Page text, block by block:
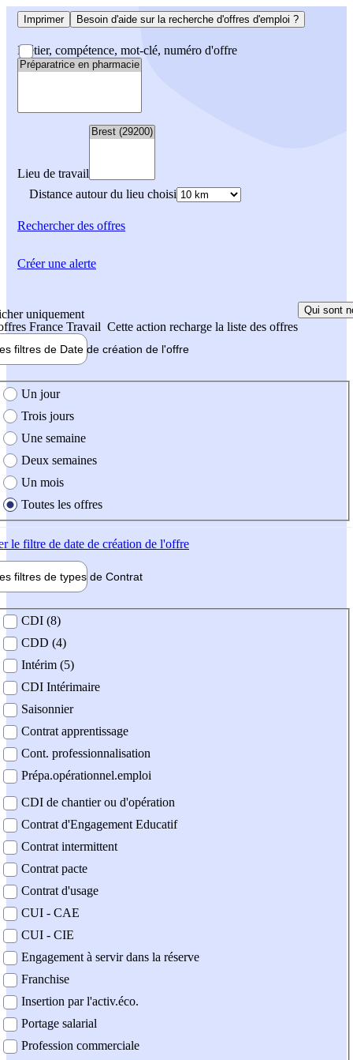
Imprimer Besoin d'aide sur la recherche d'offres d'emploi ?
Métier, compétence, mot-clé, numéro d'offre
Lieu de travail
Distance autour du lieu choisi
Rechercherdes offres
uniquement
France Travail Cette action recharge la liste des offres
Qui sont
filtres de Date de création de l'offre
création de l'offre
Un jour
Trois jours
Une semaine
Deux semaines
Un mois
Toutes les offres
le filtre de date de création de l'offre
filtres de types de Contrat
contrat
CDI (8)
CDD (4)
Intérim (5)
CDI Intérimaire
Saisonnier
Contrat apprentissage
Cont. professionnalisation
Prépa.opérationnel.emploi
CDI de chantier ou d'opération
Contrat d'Engagement Educatif
Contrat intermittent
Contrat pacte
Contrat d'usage
CUI - CAE
CUI - CIE
Engagement à servir dans la réserve
Franchise
Insertion par l'activ.éco.
Portage salarial
Profession commerciale
Créer une alerte